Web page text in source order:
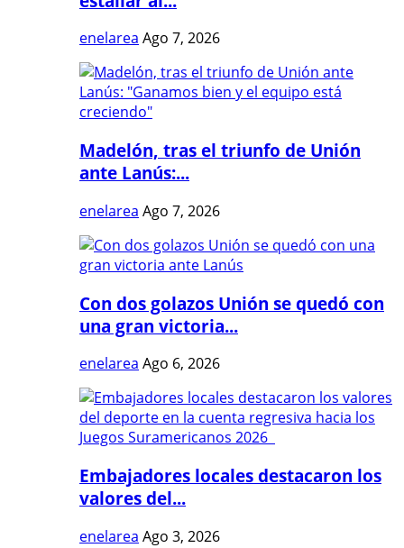
enelarea Ago 7, 2026
Madelón, tras el triunfo de Unión
ante Lanús:...
enelarea Ago 7, 2026
Con dos golazos Unión se quedó con
una gran victoria...
enelarea Ago 6, 2026
Embajadores locales destacaron los
valores del...
enelarea Ago 3, 2026